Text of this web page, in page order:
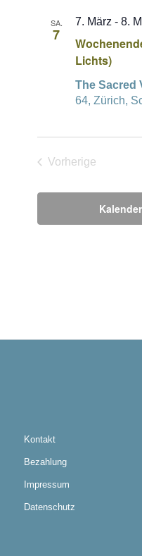
SA.
7
Lichts)
7. März -8.
The Sacred
64, Zürich,
Vorherige
Kontakt
Bezahlung
Impressum
Datenschutz